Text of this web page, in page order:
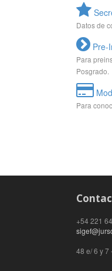
Datos de
Pre-
Para
Posgrado.
Para
+54 221
48 e/ 6 y 7